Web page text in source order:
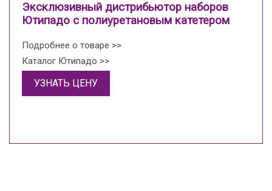
Эксклюзивный дистрибьютор наборов
Ютипадо с полиуретановым катетером
Подробнее о товаре >>
Каталог Ютипадо >>
УЗНАТЬ ЦЕНУ